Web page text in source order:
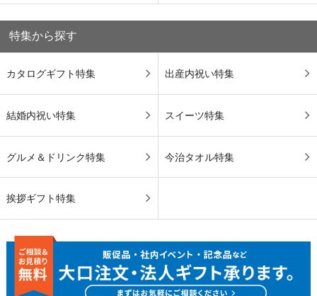
特集から探す
カタログギフト特集 出産内祝い特集
結婚内祝い特集 スイーツ特集
グルメ＆ドリンク特集 今治タオル特集
挨拶ギフト特集